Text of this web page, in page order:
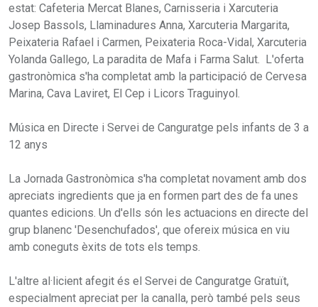
estat: Cafeteria Mercat Blanes, Carnisseria i Xarcuteria
Josep Bassols, Llaminadures Anna, Xarcuteria Margarita,
Peixateria Rafael i Carmen, Peixateria Roca-Vidal, Xarcuteria
Yolanda Gallego, La paradita de Mafa i Farma Salut. L'oferta
gastronòmica s'ha completat amb la participació de Cervesa
Marina, Cava Laviret, El Cep i Licors Traguinyol.
Música en Directe i Servei de Canguratge pels infants de 3 a
12 anys
La Jornada Gastronòmica s'ha completat novament amb dos
apreciats ingredients que ja en formen part des de fa unes
quantes edicions. Un d'ells són les actuacions en directe del
grup blanenc 'Desenchufados', que ofereix música en viu
amb coneguts èxits de tots els temps.
L'altre al·licient afegit és el Servei de Canguratge Gratuït,
especialment apreciat per la canalla, però també pels seus